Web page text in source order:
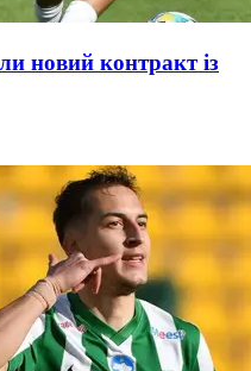
новий контракт із